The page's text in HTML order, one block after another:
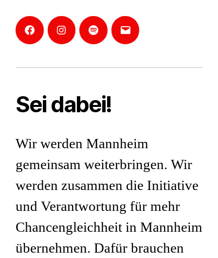
FacebookInstagramMannheim-
E-
Sei dabei!
Wir werden Mannheim
gemeinsam weiterbringen. Wir
werden zusammen die Initiative
und Verantwortung für mehr
Chancengleichheit in Mannheim
übernehmen. Dafür brauchen